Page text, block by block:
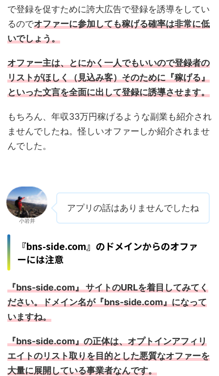
で登録を促すために誇大広告で登録を誘導をしてい
るのでオファーに参加しても稼げる確率は非常に低
いでしょう。
オファー主は、とにかく一人でもいいので登録者の
リストがほしく（見込み客）そのために『稼げる』
といった文言を全面に出して登録に誘導させます。
もちろん、年収33万円稼げるような副業も紹介され
ませんでしたね。怪しいオファーしか紹介されませ
んでした。
小岩井
アプリの話はありませんでしたね
『bns-side.com』のドメインからのオファ
ーには注意
『bns-side.com』 サイトのURLを着目してみてく
ださい。ドメイン名が『bns-side.com』になって
いますね。
『bns-side.com』の正体は、オプトインアフィリ
エイトのリスト取りを目的とした悪質なオファーを
大量に展開している事業者なんです。